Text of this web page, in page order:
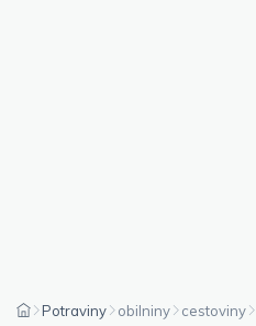
Potraviny obilniny cestoviny